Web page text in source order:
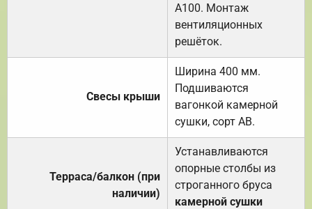
А100. Монтаж
вентиляционных
решёток.
Свесы крыши
Ширина 400 мм.
Подшиваются
вагонкой камерной
сушки, сорт АВ.
Терраса/балкон (при
наличии)
Устанавливаются
опорные столбы из
строганного бруса
камерной сушки